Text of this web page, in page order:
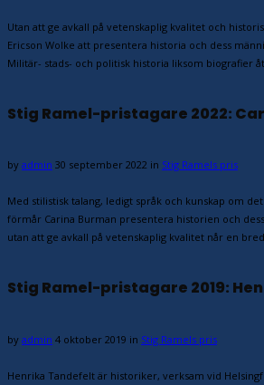
Utan att ge avkall på vetenskaplig kvalitet och
Ericson Wolke att presentera historia och dess
Militär- stads- och politisk historia liksom biografier
Stig Ramel-pristagare 2022:
by admin 30 september 2022 in Stig Ramels pris
Med stilistisk talang, ledigt språk och kunskap om
förmår Carina Burman presentera historien och
utan att ge avkall på vetenskaplig kvalitet når en
Stig Ramel-pristagare 2019:
by admin 4 oktober 2019 in Stig Ramels pris
Henrika Tandefelt är historiker, verksam vid